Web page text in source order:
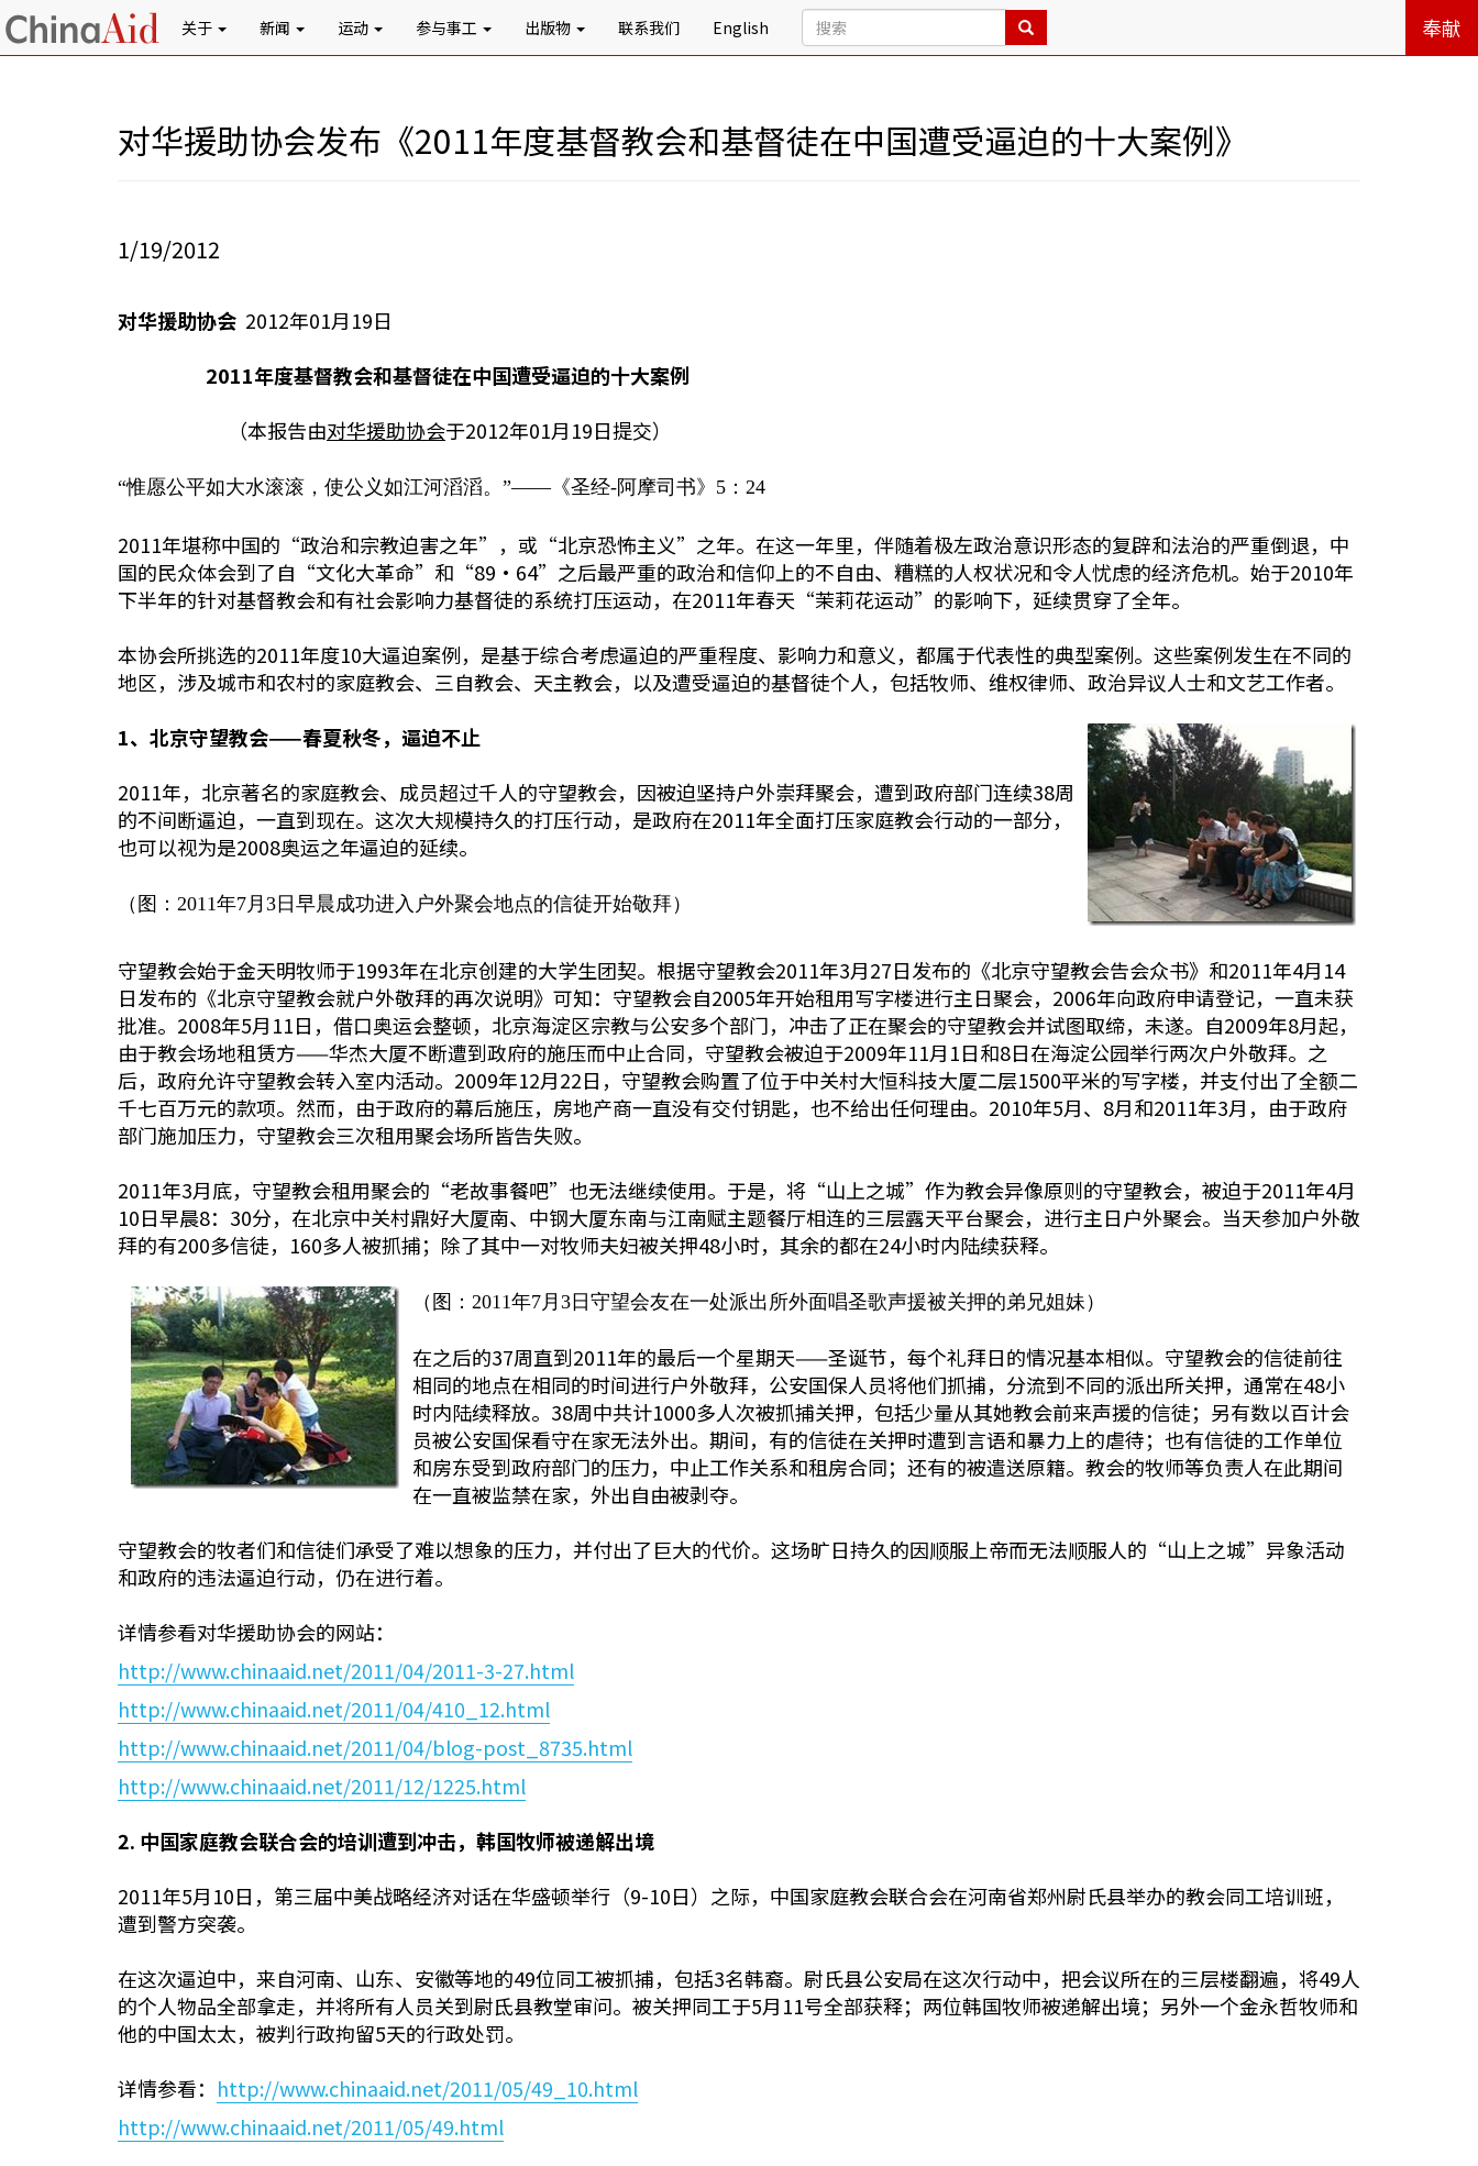
关于 新闻 运动 参与事工 出版物 联系我们 English 奉献
对华援助协会发布《2011年度基督教会和基督徒在中国遭受逼迫的十大案例》
1/19/2012
对华援助协会 2012年01月19日
2011年度基督教会和基督徒在中国遭受逼迫的十大案例
（本报告由对华援助协会于2012年01月19日提交）
“惟愿公平如大水滚滚，使公义如江河滔滔。”——《圣经-阿摩司书》5：24
2011年堪称中国的“政治和宗教迫害之年”，或“北京恐怖主义”之年。在这一年里，伴随着极左政治意识形态的复辟和法治的严重倒退，中
国的民众体会到了自“文化大革命”和“89·64”之后最严重的政治和信仰上的不自由、糟糕的人权状况和令人忧虑的经济危机。始于2010年
下半年的针对基督教会和有社会影响力基督徒的系统打压运动，在2011年春天“茉莉花运动”的影响下，延续贯穿了全年。
本协会所挑选的2011年度10大逼迫案例，是基于综合考虑逼迫的严重程度、影响力和意义，都属于代表性的典型案例。这些案例发生在不同的
地区，涉及城市和农村的家庭教会、三自教会、天主教会，以及遭受逼迫的基督徒个人，包括牧师、维权律师、政治异议人士和文艺工作者。
1、北京守望教会——春夏秋冬，逼迫不止
2011年，北京著名的家庭教会、成员超过千人的守望教会，因被迫坚持户外崇拜聚会，遭到政府部门连续38周
的不间断逼迫，一直到现在。这次大规模持久的打压行动，是政府在2011年全面打压家庭教会行动的一部分，
也可以视为是2008奥运之年逼迫的延续。
（图：2011年7月3日早晨成功进入户外聚会地点的信徒开始敬拜）
守望教会始于金天明牧师于1993年在北京创建的大学生团契。根据守望教会2011年3月27日发布的《北京守望教会告会众书》和2011年4月14
日发布的《北京守望教会就户外敬拜的再次说明》可知：守望教会自2005年开始租用写字楼进行主日聚会，2006年向政府申请登记，一直未获
批准。2008年5月11日，借口奥运会整顿，北京海淀区宗教与公安多个部门，冲击了正在聚会的守望教会并试图取缔，未遂。自2009年8月起，
由于教会场地租赁方——华杰大厦不断遭到政府的施压而中止合同，守望教会被迫于2009年11月1日和8日在海淀公园举行两次户外敬拜。之
后，政府允许守望教会转入室内活动。2009年12月22日，守望教会购置了位于中关村大恒科技大厦二层1500平米的写字楼，并支付出了全额二
千七百万元的款项。然而，由于政府的幕后施压，房地产商一直没有交付钥匙，也不给出任何理由。2010年5月、8月和2011年3月，由于政府
部门施加压力，守望教会三次租用聚会场所皆告失败。
2011年3月底，守望教会租用聚会的“老故事餐吧”也无法继续使用。于是，将“山上之城”作为教会异像原则的守望教会，被迫于2011年4月
10日早晨8：30分，在北京中关村鼎好大厦南、中钢大厦东南与江南赋主题餐厅相连的三层露天平台聚会，进行主日户外聚会。当天参加户外敬
拜的有200多信徒，160多人被抓捕；除了其中一对牧师夫妇被关押48小时，其余的都在24小时内陆续获释。
（图：2011年7月3日守望会友在一处派出所外面唱圣歌声援被关押的弟兄姐妹）
在之后的37周直到2011年的最后一个星期天——圣诞节，每个礼拜日的情况基本相似。守望教会的信徒前往
相同的地点在相同的时间进行户外敬拜，公安国保人员将他们抓捕，分流到不同的派出所关押，通常在48小
时内陆续释放。38周中共计1000多人次被抓捕关押，包括少量从其她教会前来声援的信徒；另有数以百计会
员被公安国保看守在家无法外出。期间，有的信徒在关押时遭到言语和暴力上的虐待；也有信徒的工作单位
和房东受到政府部门的压力，中止工作关系和租房合同；还有的被遣送原籍。教会的牧师等负责人在此期间
在一直被监禁在家，外出自由被剥夺。
守望教会的牧者们和信徒们承受了难以想象的压力，并付出了巨大的代价。这场旷日持久的因顺服上帝而无法顺服人的“山上之城”异象活动
和政府的违法逼迫行动，仍在进行着。
详情参看对华援助协会的网站：
http://www.chinaaid.net/2011/04/2011-3-27.html
http://www.chinaaid.net/2011/04/410_12.html
http://www.chinaaid.net/2011/04/blog-post_8735.html
http://www.chinaaid.net/2011/12/1225.html
2. 中国家庭教会联合会的培训遭到冲击，韩国牧师被递解出境
2011年5月10日，第三届中美战略经济对话在华盛顿举行（9-10日）之际，中国家庭教会联合会在河南省郑州尉氏县举办的教会同工培训班，
遭到警方突袭。
在这次逼迫中，来自河南、山东、安徽等地的49位同工被抓捕，包括3名韩裔。尉氏县公安局在这次行动中，把会议所在的三层楼翻遍，将49人
的个人物品全部拿走，并将所有人员关到尉氐县教堂审问。被关押同工于5月11号全部获释；两位韩国牧师被递解出境；另外一个金永哲牧师和
他的中国太太，被判行政拘留5天的行政处罚。
详情参看： http://www.chinaaid.net/2011/05/49_10.html
http://www.chinaaid.net/2011/05/49.html